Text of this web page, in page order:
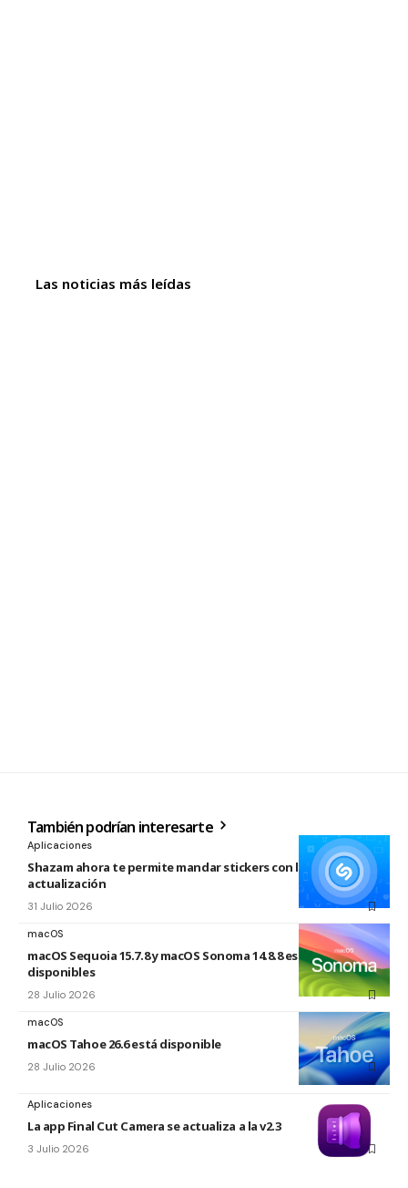
Las noticias más leídas
También podrían interesarte
Aplicaciones
Shazam ahora te permite mandar stickers con la nueva
actualización
31 Julio 2026
macOS
macOS Sequoia 15.7.8 y macOS Sonoma 14.8.8 están
disponibles
28 Julio 2026
macOS
macOS Tahoe 26.6 está disponible
28 Julio 2026
Aplicaciones
La app Final Cut Camera se actualiza a la v2.3
3 Julio 2026